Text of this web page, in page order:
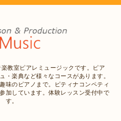
教室ピアレミュージックです。ピア
・楽典など様々なコースがあります。
味のピアノまで。ピティナコンペティ
加しています。体験レッスン受付中で
す。